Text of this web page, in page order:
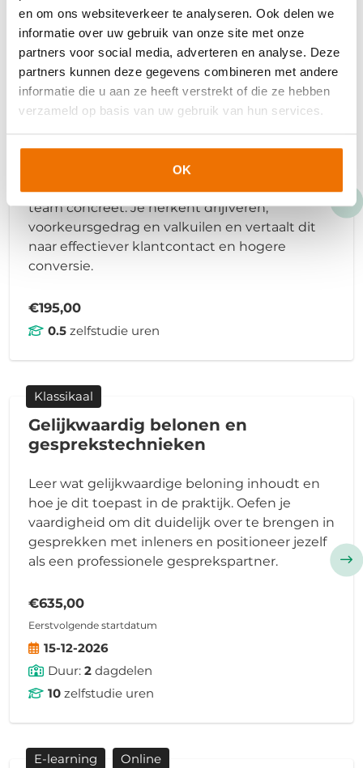
en om ons websiteverkeer te analyseren. Ook delen we
informatie over uw gebruik van onze site met onze
partners voor social media, adverteren en analyse. Deze
partners kunnen deze gegevens combineren met andere
informatie die u aan ze heeft verstrekt of die ze hebben
verzameld op basis van uw gebruik van hun services.
OK
Gedragsanalyse commercieel
profiel
commerciële prestaties met Sales Colors. In
deze compacte analyse maak je het
team concreet. Je herkent drijfveren,
voorkeursgedrag en valkuilen en vertaalt dit
naar effectiever klantcontact en hogere
conversie.
€195,00
0.5zelfstudie uren
Klassikaal
Gelijkwaardig belonen en
gesprekstechnieken
Leer wat gelijkwaardige beloning inhoudt en
hoe je dit toepast in de praktijk. Oefen je
vaardigheid om dit duidelijk over te brengen in
gesprekken met inleners en positioneer jezelf
als een professionele gesprekspartner.
€635,00
Eerstvolgende startdatum
15-12-2026
Duur: 2dagdelen
10zelfstudie uren
E-learning Online